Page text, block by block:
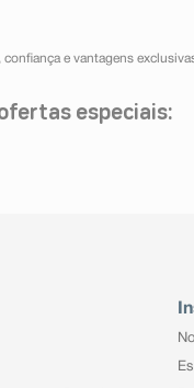
e vantagens
especiais: